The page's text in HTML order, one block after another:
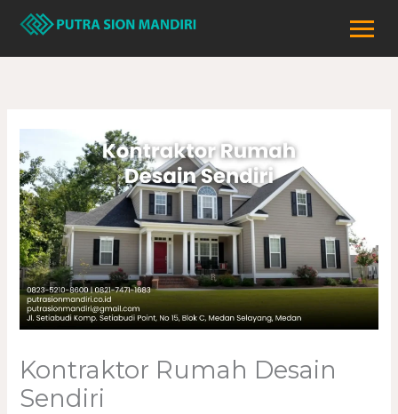
Lewati
konten
Kontraktor Rumah Desain
Sendiri